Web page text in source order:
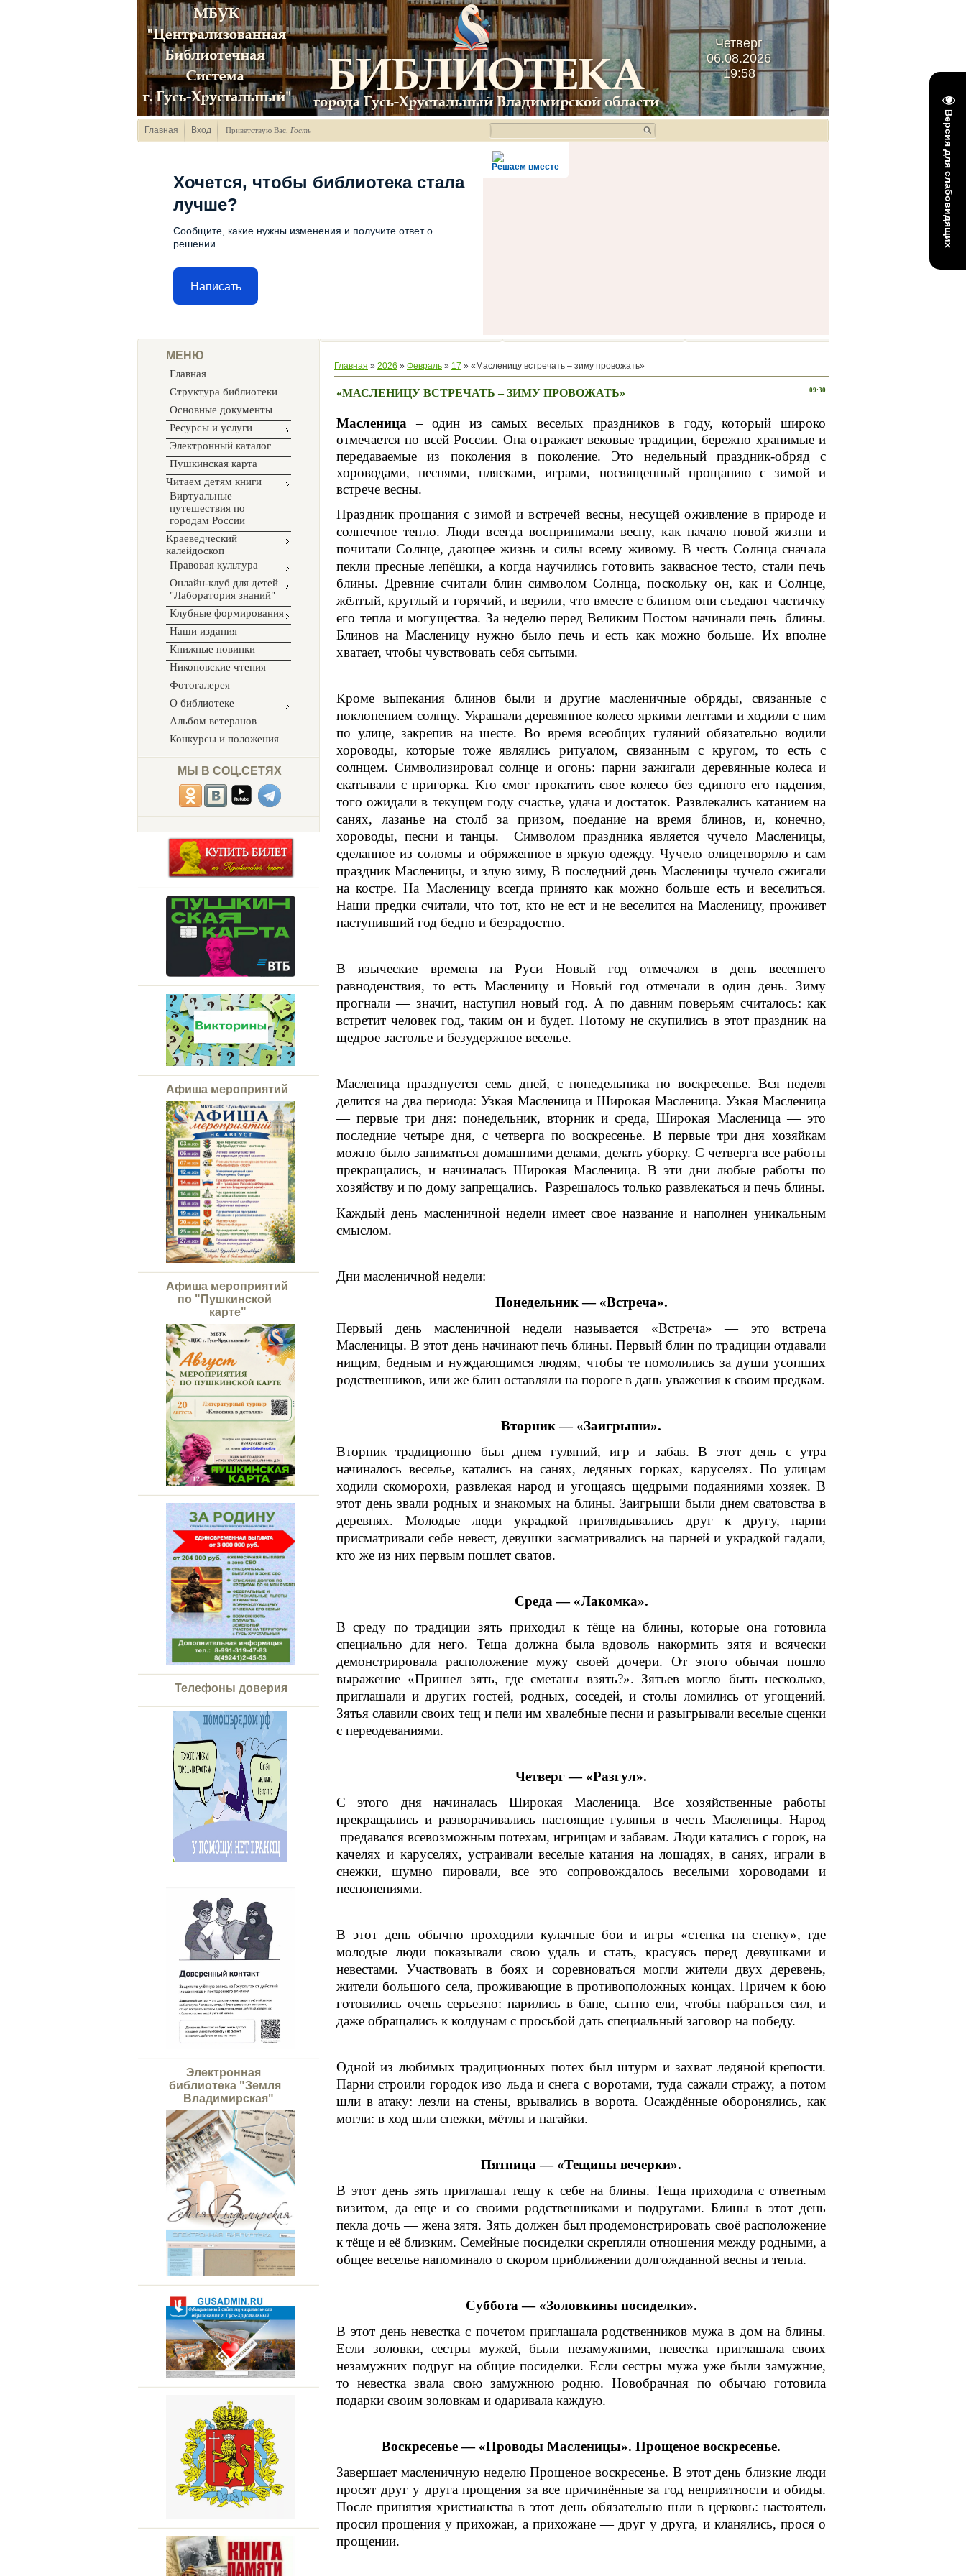
Версия для слабовидящих
Четверг
06.08.2026
19:58
Главная Вход Приветствую Вас Гость
Решаем вместе
Хочется, чтобы библиотека стала
лучше?
Сообщите, какие нужны изменения и получите ответ о
решении
Написать
МЕНЮ
Главная
Структура библиотеки
Основные документы
Ресурсы и услуги
Электронный каталог
Пушкинская карта
Читаем детям книги
Виртуальные
путешествия по
городам России
Краеведческий
калейдоскоп
Правовая культура
Онлайн-клуб для детей
"Лаборатория знаний"
Клубные формирования
Наши издания
Книжные новинки
Никоновские чтения
Фотогалерея
О библиотеке
Альбом ветеранов
Конкурсы и положения
МЫ В СОЦ.СЕТЯХ
Афиша мероприятий
Афиша мероприятий
по "Пушкинской
карте"
Телефоны доверия
Электронная
библиотека "Земля
Владимирская"
Главная » 2026 » Февраль » 17 » «Масленицу встречать – зиму провожать»
09:30
«МАСЛЕНИЦУ ВСТРЕЧАТЬ – ЗИМУ ПРОВОЖАТЬ»
Масленица
– один из самых веселых праздников в году, который широко
отмечается по всей России. Она отражает вековые традиции, бережно хранимые и
передаваемые из поколения в поколение. Это недельный праздник-обряд с
хороводами, песнями, плясками, играми, посвященный прощанию с зимой и
встрече весны.
Праздник прощания с зимой и встречей весны, несущей оживление в природе и
солнечное тепло. Люди всегда воспринимали весну, как начало новой жизни и
почитали Солнце, дающее жизнь и силы всему живому. В честь Солнца сначала
пекли пресные лепёшки, а когда научились готовить заквасное тесто, стали печь
блины. Древние считали блин символом Солнца, поскольку он, как и Солнце,
жёлтый, круглый и горячий, и верили, что вместе с блином они съедают частичку
его тепла и могущества. За неделю перед Великим Постом начинали печь блины.
Блинов на Масленицу нужно было печь и есть как можно больше. Их вполне
хватает, чтобы чувствовать себя сытыми.
Кроме выпекания блинов были и другие масленичные обряды, связанные с
поклонением солнцу. Украшали деревянное колесо яркими лентами и ходили с ним
по улице, закрепив на шесте. Во время всеобщих гуляний обязательно водили
хороводы, которые тоже являлись ритуалом, связанным с кругом, то есть с
солнцем. Символизировал солнце и огонь: парни зажигали деревянные колеса и
скатывали с пригорка. Кто смог прокатить свое колесо без единого его падения,
того ожидали в текущем году счастье, удача и достаток. Развлекались катанием на
санях, лазанье на столб за призом, поедание на время блинов, и, конечно,
хороводы, песни и танцы. Символом праздника является чучело Масленицы,
сделанное из соломы и обряженное в яркую одежду. Чучело олицетворяло и сам
праздник Масленицы, и злую зиму, В последний день Масленицы чучело сжигали
на костре. На Масленицу всегда принято как можно больше есть и веселиться.
Наши предки считали, что тот, кто не ест и не веселится на Масленицу, проживет
наступивший год бедно и безрадостно.
В языческие времена на Руси Новый год отмечался в день весеннего
равноденствия, то есть Масленицу и Новый год отмечали в один день. Зиму
прогнали — значит, наступил новый год. А по давним поверьям считалось: как
встретит человек год, таким он и будет. Потому не скупились в этот праздник на
щедрое застолье и безудержное веселье.
Масленица празднуется семь дней, с понедельника по воскресенье. Вся неделя
делится на два периода: Узкая Масленица и Широкая Масленица. Узкая Масленица
— первые три дня: понедельник, вторник и среда, Широкая Масленица — это
последние четыре дня, с четверга по воскресенье. В первые три дня хозяйкам
можно было заниматься домашними делами, делать уборку. С четверга все работы
прекращались, и начиналась Широкая Масленица. В эти дни любые работы по
хозяйству и по дому запрещались. Разрешалось только развлекаться и печь блины.
Каждый день масленичной недели имеет свое название и наполнен уникальным
смыслом.
Дни масленичной недели:
Понедельник — «Встреча».
Первый день масленичной недели называется «Встреча» — это встреча
Масленицы. В этот день начинают печь блины. Первый блин по традиции отдавали
нищим, бедным и нуждающимся людям, чтобы те помолились за души усопших
родственников, или же блин оставляли на пороге в дань уважения к своим предкам.
Вторник — «Заигрыши».
Вторник традиционно был днем гуляний, игр и забав. В этот день с утра
начиналось веселье, катались на санях, ледяных горках, каруселях. По улицам
ходили скоморохи, развлекая народ и угощаясь щедрыми подаяниями хозяек. В
этот день звали родных и знакомых на блины. Заигрыши были днем сватовства в
деревнях. Молодые люди украдкой приглядывались друг к другу, парни
присматривали себе невест, девушки засматривались на парней и украдкой гадали,
кто же из них первым пошлет сватов.
Среда — «Лакомка».
В среду по традиции зять приходил к тёще на блины, которые она готовила
специально для него. Теща должна была вдоволь накормить зятя и всячески
демонстрировала расположение мужу своей дочери. От этого обычая пошло
выражение «Пришел зять, где сметаны взять?». Зятьев могло быть несколько,
приглашали и других гостей, родных, соседей, и столы ломились от угощений.
Зятья славили своих тещ и пели им хвалебные песни и разыгрывали веселые сценки
с переодеваниями.
Четверг — «Разгул».
С этого дня начиналась Широкая Масленица. Все хозяйственные работы
прекращались и разворачивались настоящие гулянья в честь Масленицы. Народ
предавался всевозможным потехам, игрищам и забавам. Люди катались с горок, на
качелях и каруселях, устраивали веселые катания на лошадях, в санях, играли в
снежки, шумно пировали, все это сопровождалось веселыми хороводами и
песнопениями.
В этот день обычно проходили кулачные бои и игры «стенка на стенку», где
молодые люди показывали свою удаль и стать, красуясь перед девушками и
невестами. Участвовать в боях и соревноваться могли жители двух деревень,
жители большого села, проживающие в противоположных концах. Причем к бою
готовились очень серьезно: парились в бане, сытно ели, чтобы набраться сил, и
даже обращались к колдунам с просьбой дать специальный заговор на победу.
Одной из любимых традиционных потех был штурм и захват ледяной крепости.
Парни строили городок изо льда и снега с воротами, туда сажали стражу, а потом
шли в атаку: лезли на стены, врывались в ворота. Осаждённые оборонялись, как
могли: в ход шли снежки, мётлы и нагайки.
Пятница — «Тещины вечерки».
В этот день зять приглашал тещу к себе на блины. Теща приходила с ответным
визитом, да еще и со своими родственниками и подругами. Блины в этот день
пекла дочь — жена зятя. Зять должен был продемонстрировать своё расположение
к тёще и её близким. Семейные посиделки скрепляли отношения между родными, а
общее веселье напоминало о скором приближении долгожданной весны и тепла.
Суббота — «Золовкины посиделки».
В этот день невестка с почетом приглашала родственников мужа в дом на блины.
Если золовки, сестры мужей, были незамужними, невестка приглашала своих
незамужних подруг на общие посиделки. Если сестры мужа уже были замужние,
то невестка звала свою замужнюю родню. Новобрачная по обычаю готовила
подарки своим золовкам и одаривала каждую.
Воскресенье — «Проводы Масленицы». Прощеное воскресенье.
Завершает масленичную неделю Прощеное воскресенье. В этот день близкие люди
просят друг у друга прощения за все причинённые за год неприятности и обиды.
После принятия христианства в этот день обязательно шли в церковь: настоятель
просил прощения у прихожан, а прихожане — друг у друга, и кланялись, прося о
прощении.